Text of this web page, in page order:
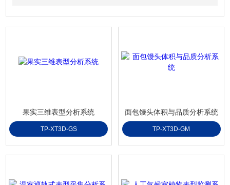
果实三维表型分析系统
TP-XT3D-GS
面包馒头体积与品质分析系统
TP-XT3D-GM